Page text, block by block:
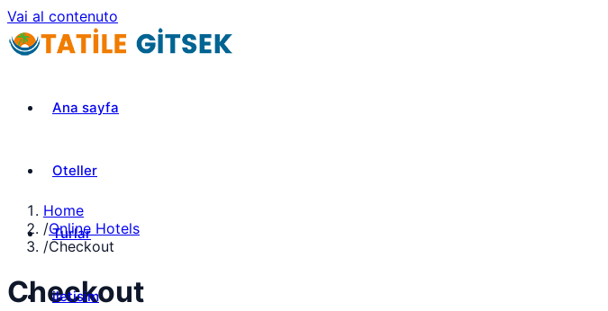
Vai al contenuto
Ana sayfa
Oteller
Turlar
iletisim
Home
/Online Hotels
/Checkout
Checkout